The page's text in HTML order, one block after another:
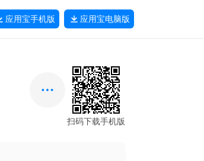
应用宝手机版 应用宝电脑版
扫码下载手机版